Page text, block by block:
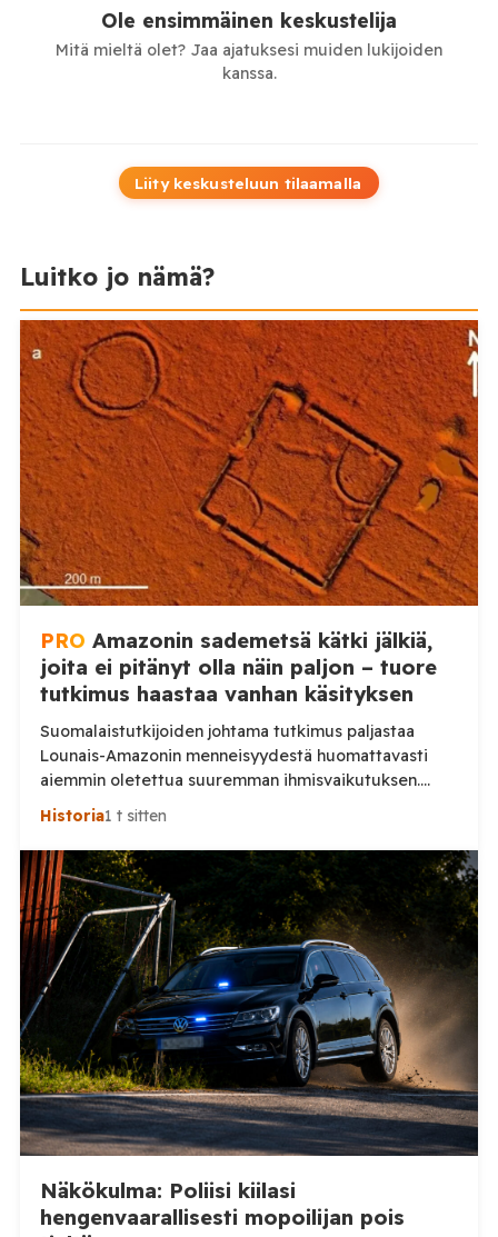
Ole ensimmäinen keskustelija
Mitä mieltä olet? Jaa ajatuksesi muiden lukijoiden
kanssa.
Liity keskusteluun tilaamalla
Luitko jo nämä?
PRO Amazonin sademetsä kätki jälkiä,
joita ei pitänyt olla näin paljon – tuore
tutkimus haastaa vanhan käsityksen
Suomalaistutkijoiden johtama tutkimus paljastaa
Lounais-Amazonin menneisyydestä huomattavasti
aiemmin oletettua suuremman ihmisvaikutuksen.
Sademetsän läpi näkevä laserkeilaus toi päivänvaloon
vasta nyt alkanut hahmottua. Amazonin sademetsä on
pitkään nähty ympäristönä, jossa ennen
eurooppalaisten saapumista eli suhteellisen harva
ihmisväestö hajallaan pienissä yhteisöissä. Uusi
Nature-tiedelehdessä julkaistu tutkimus antaa tästä
huomattavasti toisenlaisen kuvan. Helsingin ja […]
Historia1 t sitten
Näkökulma: Poliisi kiilasi
hengenvaarallisesti mopoilijan pois